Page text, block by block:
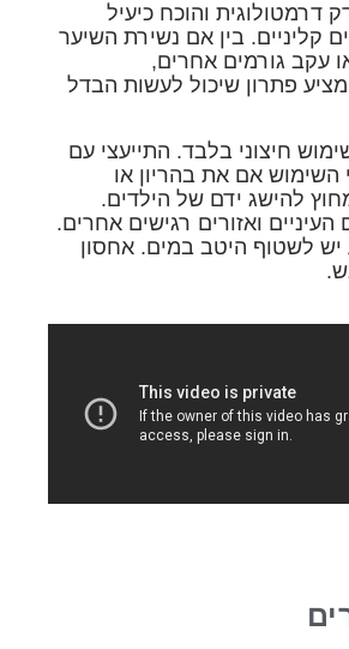
דרמטולוגית והוכח כיעיל
קליניים. בין אם נשירת השיער
עקב גורמים אחרים,
מינוקסידיל 2% מציע פתרון שיכול לעשות הבדל
חיצוני בלבד. התייעצי עם
השימוש אם את בהריון או
להישג ידם של הילדים.
ואזורים רגישים אחרים.
לשטוף היטב במים. אחסון